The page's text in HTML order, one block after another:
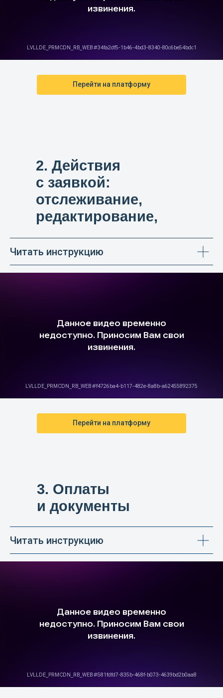
Перейти на платформу
2. Действия
с заявкой:
отслеживание,
редактирование,
Читать инструкцию
Перейти на платформу
3. Оплаты
и документы
Читать инструкцию